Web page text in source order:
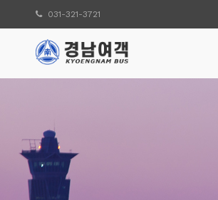
031-321-3721